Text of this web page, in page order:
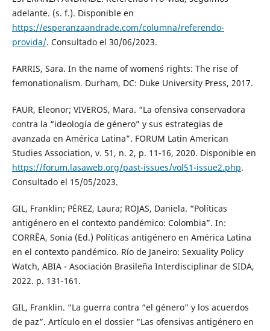
adelante. (s. f.). Disponible en
https://esperanzaandrade.com/columna/referendo-
provida/. Consultado el 30/06/2023.
FARRIS, Sara. In the name of women´s rights: The rise of
femonationalism. Durham, DC: Duke University Press, 2017.
FAUR, Eleonor; VIVEROS, Mara. “La ofensiva conservadora
contra la “ideología de género” y sus estrategias de
avanzada en América Latina”. FORUM Latin American
Studies Association, v. 51, n. 2, p. 11-16, 2020. Disponible en
https://forum.lasaweb.org/past-issues/vol51-issue2.php.
Consultado el 15/05/2023.
GIL, Franklin; PÉREZ, Laura; ROJAS, Daniela. “Políticas
antigénero en el contexto pandémico: Colombia”. In:
CORRÊA, Sonia (Ed.) Políticas antigénero en América Latina
en el contexto pandémico. Río de Janeiro: Sexuality Policy
Watch, ABIA - Asociación Brasileña Interdisciplinar de SIDA,
2022. p. 131-161.
GIL, Franklin. “La guerra contra “el género” y los acuerdos
de paz”. Artículo en el dossier "Las ofensivas antigénero en